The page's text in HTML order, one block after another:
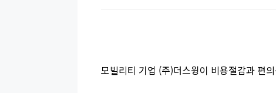
모빌리티 기업 (주)더스윙이 비용절감과 편